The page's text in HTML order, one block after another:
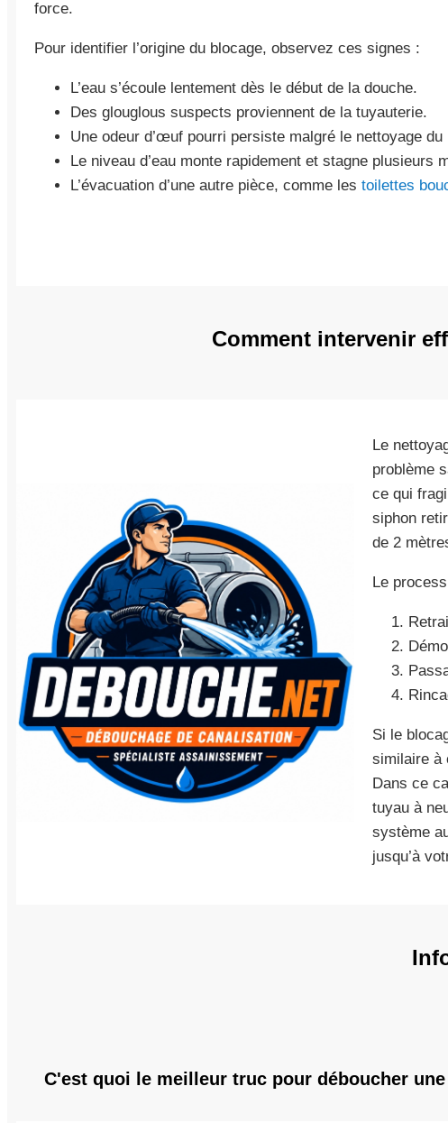
force.
Pour identifier l’origine du blocage, observez ces signes :
L’eau s’écoule lentement dès le début de la douche.
Des glouglous suspects proviennent de la tuyauterie.
Une odeur d’œuf pourri persiste malgré le nettoyage du
Le niveau d’eau monte rapidement et stagne plusieurs
L’évacuation d’une autre pièce, comme les toilettes
Comment intervenir
Le
problème
ce qui
siphon
de 2
Le
Si le
similaire à
Dans ce
tuyau à
système
jusqu’à
C'est quoi le meilleur truc pour déboucher